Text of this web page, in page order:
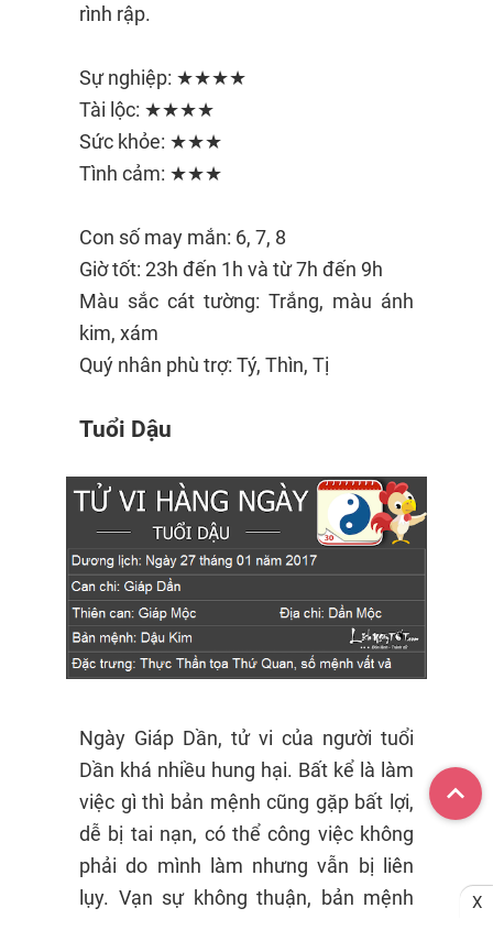
rình rập.
Sự nghiệp: ★★★★
Tài lộc: ★★★★
Sức khỏe: ★★★
Tình cảm: ★★★
Con số may mắn: 6, 7, 8
Giờ tốt: 23h đến 1h và từ 7h đến 9h
Màu sắc cát tường: Trắng, màu ánh
kim, xám
Quý nhân phù trợ: Tý, Thìn, Tị
Tuổi Dậu
Ngày Giáp Dần, tử vi của người tuổi
Dần khá nhiều hung hại. Bất kể là làm
việc gì thì bản mệnh cũng gặp bất lợi,
dễ bị tai nạn, có thể công việc không
phải do mình làm nhưng vẫn bị liên
lụy. Vạn sự không thuận, bản mệnh
X